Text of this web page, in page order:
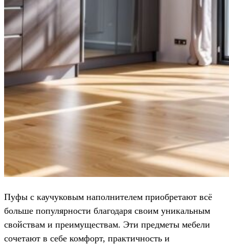
Пуфы с каучуковым наполнителем приобретают всё
больше популярности благодаря своим уникальным
свойствам и преимуществам. Эти предметы мебели
сочетают в себе комфорт, практичность и